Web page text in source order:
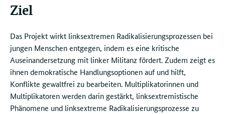
Ziel
Das Projekt wirkt linksextremen Radikalisierungsprozessen bei
jungen Menschen entgegen, indem es eine kritische
Auseinandersetzung mit linker Militanz fördert. Zudem zeigt es
ihnen demokratische Handlungsoptionen auf und hilft,
Konflikte gewaltfrei zu bearbeiten. Multiplikatorinnen und
Multiplikatoren werden darin gestärkt, linksextremistische
Phänomene und linksextreme Radikalisierungsprozesse zu